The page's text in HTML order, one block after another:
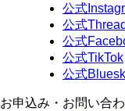
公式
公式
公式
公式TikTok
公式
お申込み・お問い合